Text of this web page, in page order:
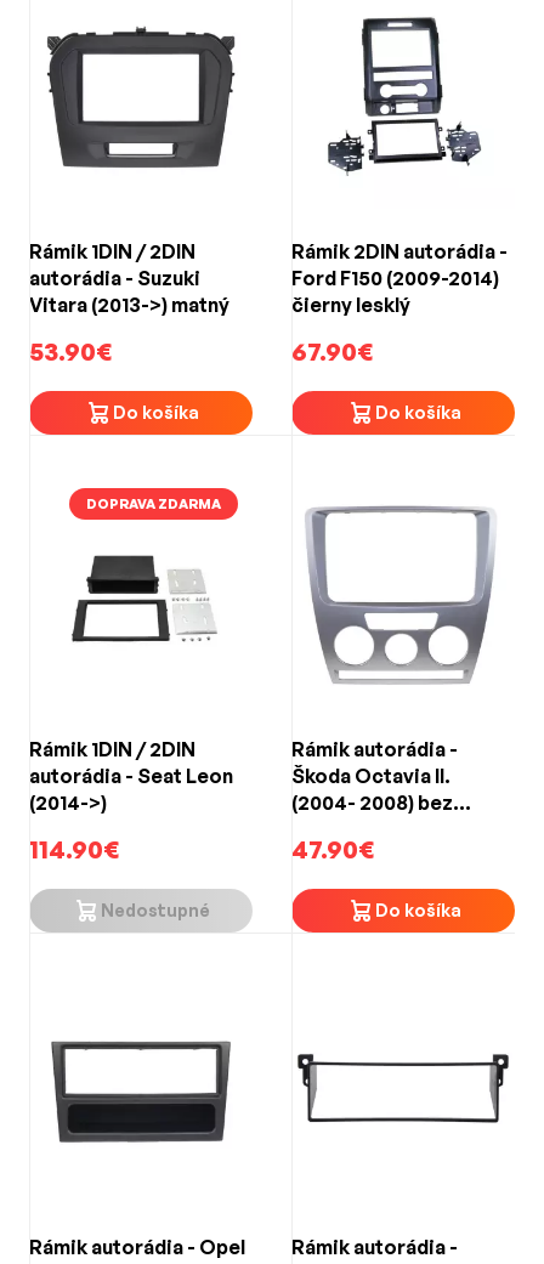
Rámik 1DIN / 2DIN
autorádia - Suzuki
Vitara (2013->) matný
53.90€
Do košíka
Rámik 2DIN autorádia -
Ford F150 (2009-2014)
čierny lesklý
67.90€
Do košíka
DOPRAVA ZDARMA
Rámik 1DIN / 2DIN
autorádia - Seat Leon
(2014->)
114.90€
Nedostupné
Rámik autorádia -
Škoda Octavia II.
(2004- 2008) bez
strieborný
47.90€
Do košíka
Rámik autorádia - Opel
Rámik autorádia -